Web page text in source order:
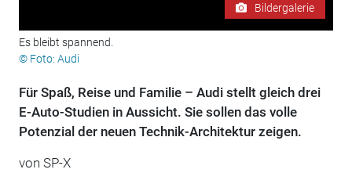
Bildergalerie
Es bleibt spannend.
© Foto: Audi
Für Spaß, Reise und Familie – Audi stellt gleich drei
E-Auto-Studien in Aussicht. Sie sollen das volle
Potenzial der neuen Technik-Architektur zeigen.
von SP-X